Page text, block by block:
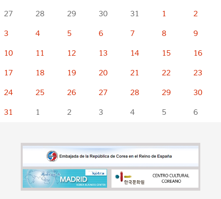
27
28 29 30 31 1
2
3
4 5 6 7 8
9
10
11 12 13 14 15
16
17
18 19 20 21 22
23
24
25 26 27 28 29
30
31
1 2 3 4 5 6